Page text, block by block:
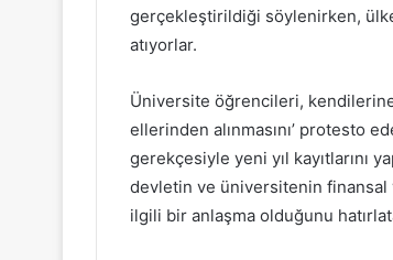
gerçekleştirildiği söylenirken,
atıyorlar.
Üniversite öğrencileri, kendilerine
ellerinden alınmasını’ protesto
gerekçesiyle yeni yıl kayıtlarını
devletin ve üniversitenin finansal
ilgili bir anlaşma olduğunu